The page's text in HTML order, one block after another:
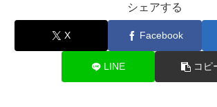
シェアする
X Facebook
LINE コピ